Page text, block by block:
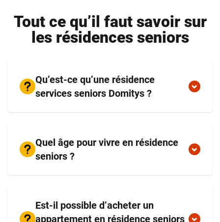
Tout ce qu’il faut savoir sur
les résidences seniors
Qu’est-ce qu’une résidence
services seniors Domitys ?
Quel âge pour vivre en résidence
seniors ?
Est-il possible d’acheter un
appartement en résidence seniors